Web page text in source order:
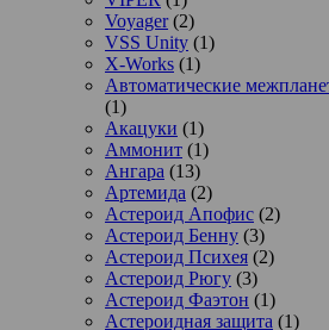
Voyager(2)
VSS Unity (1)
X-Works (1)
Автоматические
(1)
Акацуки (1)
Аммонит (1)
Ангара (13)
Артемида (2)
Астероид Апофис (2)
Астероид Бенну (3)
Астероид Психея (2)
Астероид Рюгу (3)
Астероид Фаэтон (1)
Астероидная защита (1)